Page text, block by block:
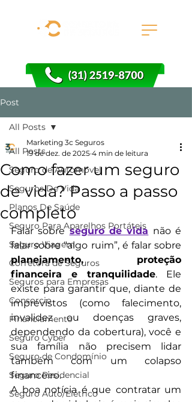
Post
All Posts
Seguro de Automóvel
Seguros De Vida
Planos De Saúde
Seguro Para Aparelhos Portáteis
Seguro Viagem
Corretora de Seguros
Seguros para Empresas
Consorcio
Financiamento
Seguro Cyber
Seguro de Condomínio
Seguro Residencial
Seguro Auto/Elétrico
All Posts
Como fazer um seguro
de vida? Passo a passo
completo
Marketing 3c Seguros
19 de dez. de 2025 4 min de leitura
Falar sobre seguro de vida não é
planejamento, proteção
financeira e tranquilidade. Ele
existe para garantir que, diante de
imprevistos (como falecimento,
invalidez ou doenças graves,
dependendo da cobertura), você e
sua família não precisem lidar
também com um colapso
financeiro.
A boa notícia é que contratar um